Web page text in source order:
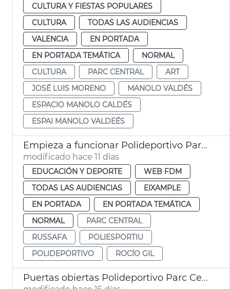
CULTURA Y FIESTAS POPULARES
CULTURA
TODAS LAS AUDIENCIAS
VALENCIA
EN PORTADA
EN PORTADA TEMÁTICA
NORMAL
CULTURA
PARC CENTRAL
ART
JOSÉ LUIS MORENO
MANOLO VALDÉS
ESPACIO MANOLO CALDÉS
ESPAI MANOLO VALDEÉS
Empieza a funcionar Polideportivo Parc Central València
modificado hace 11 días
EDUCACIÓN Y DEPORTE
WEB FDM
TODAS LAS AUDIENCIAS
EIXAMPLE
EN PORTADA
EN PORTADA TEMÁTICA
NORMAL
PARC CENTRAL
RUSSAFA
POLIESPORTIU
POLIDEPORTIVO
ROCÍO GIL
Puertas obiertas Polideportivo Parc Central